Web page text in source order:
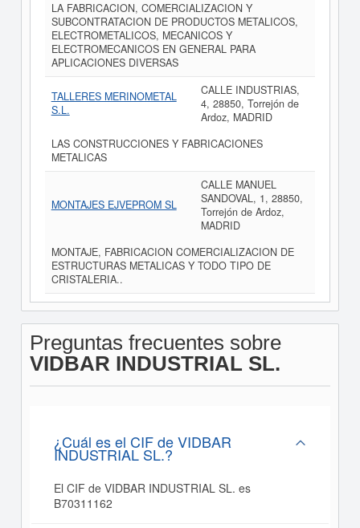
LA FABRICACION, COMERCIALIZACION Y
SUBCONTRATACION DE PRODUCTOS METALICOS,
ELECTROMETALICOS, MECANICOS Y
ELECTROMECANICOS EN GENERAL PARA
APLICACIONES DIVERSAS
TALLERES MERINOMETAL
S.L.
CALLE INDUSTRIAS,
4, 28850, Torrejón de
Ardoz, MADRID
LAS CONSTRUCCIONES Y FABRICACIONES
METALICAS
MONTAJES EJVEPROM SL
CALLE MANUEL
SANDOVAL, 1, 28850,
Torrejón de Ardoz,
MADRID
MONTAJE, FABRICACION COMERCIALIZACION DE
ESTRUCTURAS METALICAS Y TODO TIPO DE
CRISTALERIA..
Preguntas frecuentes sobre
VIDBAR INDUSTRIAL SL.
¿Cuál es el CIF de VIDBAR
INDUSTRIAL SL.?
El CIF de VIDBAR INDUSTRIAL SL. es
B70311162